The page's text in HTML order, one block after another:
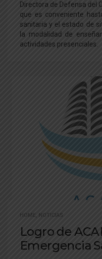
Directora de Defensa del
que es conveniente
sanitaria y el estado de
la modalidad de
actividades presenciales.
HOME, NOTICIAS
Logro de
Emergencia